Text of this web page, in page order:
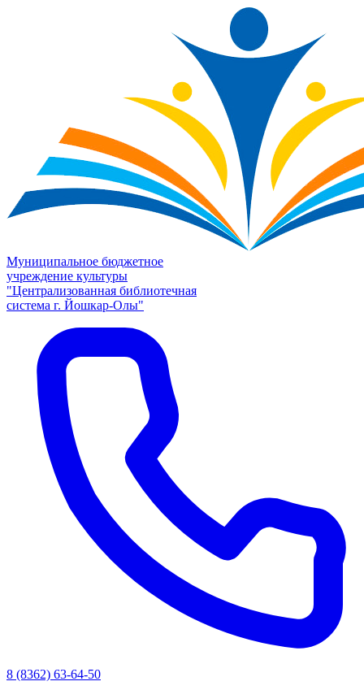
Муниципальное бюджетное
учреждение культуры
"Централизованная библиотечная
система г. Йошкар-Олы"
8 (8362) 63-64-50